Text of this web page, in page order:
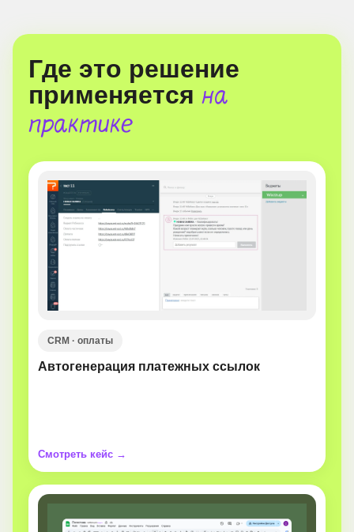
Где это решение
применяется на
практике
CRM · оплаты
Автогенерация платежных ссылок
Смотреть кейс →